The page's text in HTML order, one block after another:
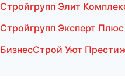
Стройгрупп Элит
Стройгрупп Эксперт
БизнесСтрой Уют